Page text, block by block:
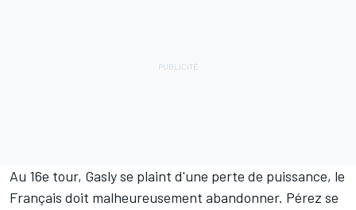
Au 16e tour, Gasly se plaint d'une perte de puissance, le
Français doit malheureusement abandonner. Pérez se